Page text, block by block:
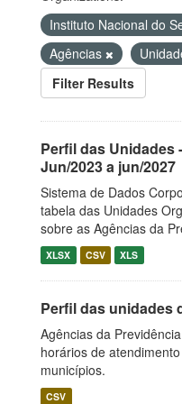
Instituto Nacional do
Agências
Filter Results
Perfil das Unidades
Jun/2023 a jun/2027
Sistema de Dados
tabela das Unidades
sobre as Agências da
XLSX CSV XLS
Perfil das unidades
Agências da
horários de
municípios.
CSV